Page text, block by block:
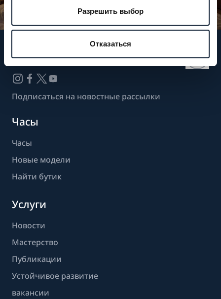
Разрешить выбор
Отказаться
Подписаться на новостные рассылки
Часы
Часы
Новые модели
Найти бутик
Услуги
Новости
Мастерство
Публикации
Устойчивое развитие
вакансии